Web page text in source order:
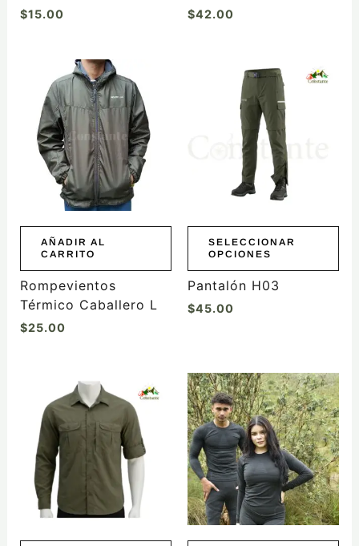
$15.00 $42.00
AÑADIR AL
CARRITO
Rompevientos
Térmico Caballero L
$25.00
SELECCIONAR
OPCIONES
producto
múltiples
variantes.
opciones
pueden
elegir
la
página
de
Pantalón H03
$45.00
producto
tiene
múltiples
variantes.
Las
opciones